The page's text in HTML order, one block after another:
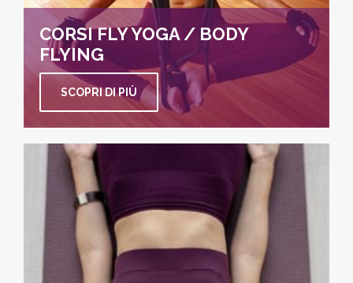
CORSI FLY YOGA / BODY
FLYING
SCOPRI DI PIÙ